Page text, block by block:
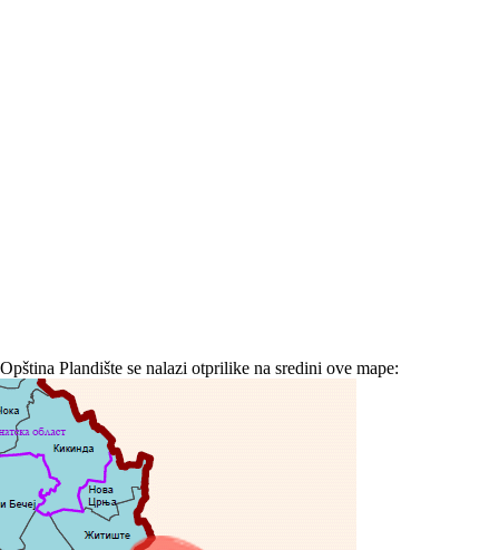
Opština Plandište se nalazi otprilike na sredini ove mape: